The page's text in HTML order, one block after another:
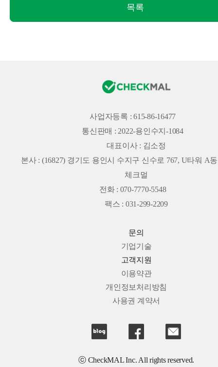
목록
사업자등록 : 615-86-16477
통신판매 : 2022-용인수지-1084
대표이사 : 김소정
본사 : (16827) 경기도 용인시 수지구 신수로 767, U타워 A
체크멀
전화 : 070-7770-5548
팩스 : 031-299-2209
문의
기업기술
고객지원
이용약관
개인정보처리방침
사용권 계약서
ⓒ CheckMAL Inc. All rights reserved.